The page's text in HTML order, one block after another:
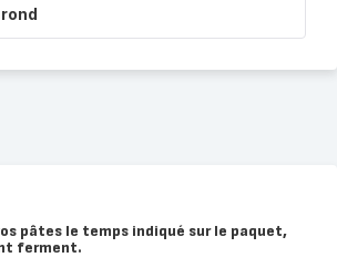
pâtes le temps indiqué sur le paquet,
ferment.